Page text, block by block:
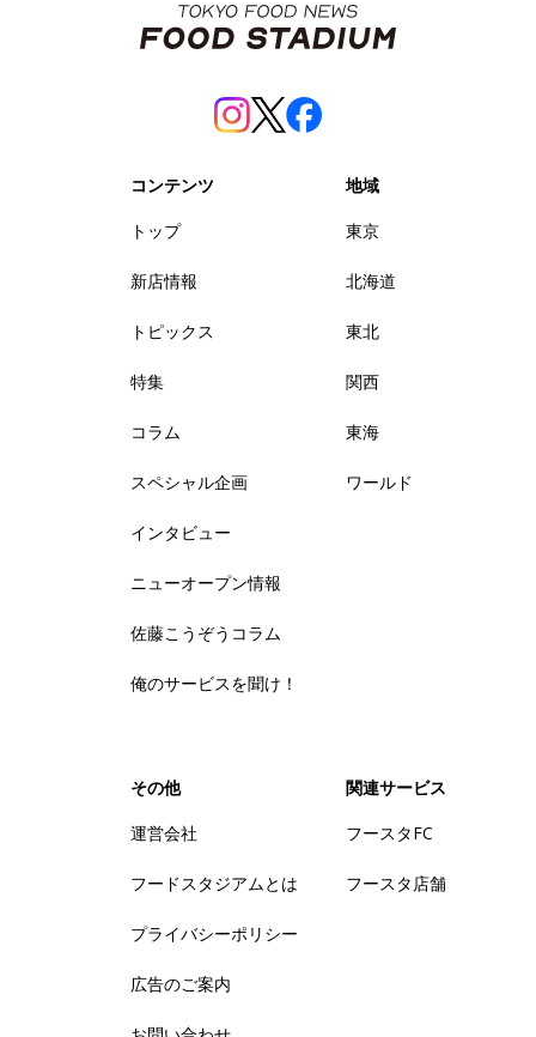
コンテンツ
トップ
新店情報
トピックス
特集
コラム
スペシャル企画
インタビュー
ニューオープン情報
佐藤こうぞうコラム
俺のサービスを聞け！
地域
東京
北海道
東北
関西
東海
ワールド
その他
運営会社
フードスタジアムとは
プライバシーポリシー
広告のご案内
関連サービス
フースタFC
フースタ店舗